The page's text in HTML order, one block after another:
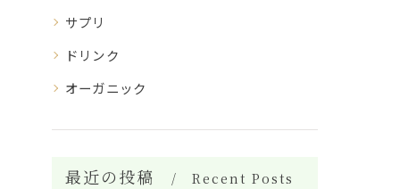
サプリ
ドリンク
オーガニック
最近の投稿 Recent Posts